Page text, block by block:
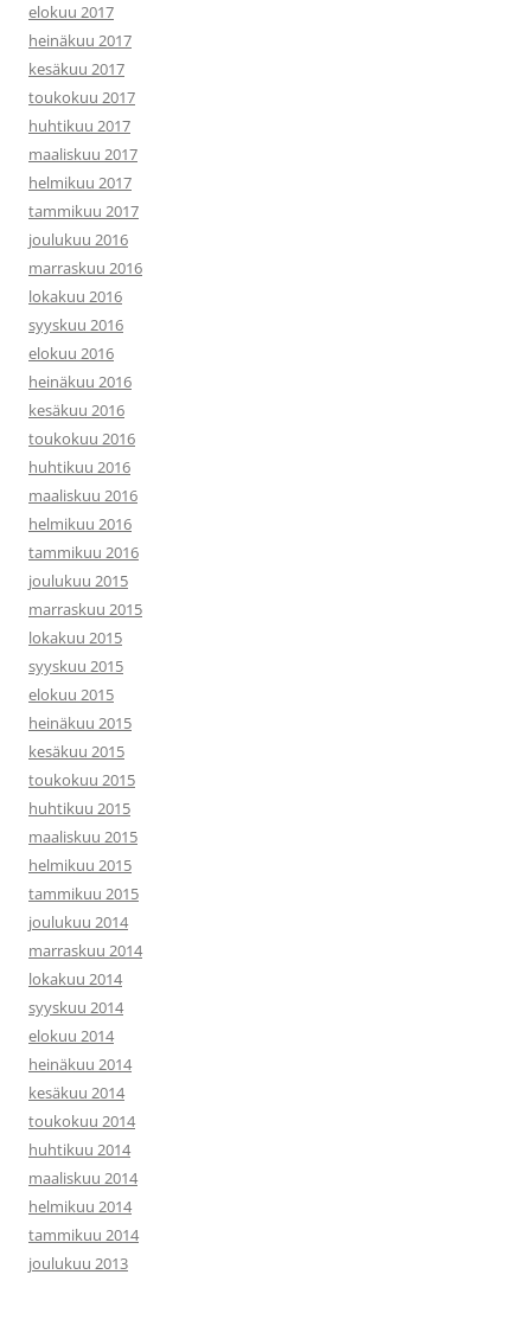
elokuu 2017
heinäkuu 2017
kesäkuu 2017
toukokuu 2017
huhtikuu 2017
maaliskuu 2017
helmikuu 2017
tammikuu 2017
joulukuu 2016
marraskuu 2016
lokakuu 2016
syyskuu 2016
elokuu 2016
heinäkuu 2016
kesäkuu 2016
toukokuu 2016
huhtikuu 2016
maaliskuu 2016
helmikuu 2016
tammikuu 2016
joulukuu 2015
marraskuu 2015
lokakuu 2015
syyskuu 2015
elokuu 2015
heinäkuu 2015
kesäkuu 2015
toukokuu 2015
huhtikuu 2015
maaliskuu 2015
helmikuu 2015
tammikuu 2015
joulukuu 2014
marraskuu 2014
lokakuu 2014
syyskuu 2014
elokuu 2014
heinäkuu 2014
kesäkuu 2014
toukokuu 2014
huhtikuu 2014
maaliskuu 2014
helmikuu 2014
tammikuu 2014
joulukuu 2013